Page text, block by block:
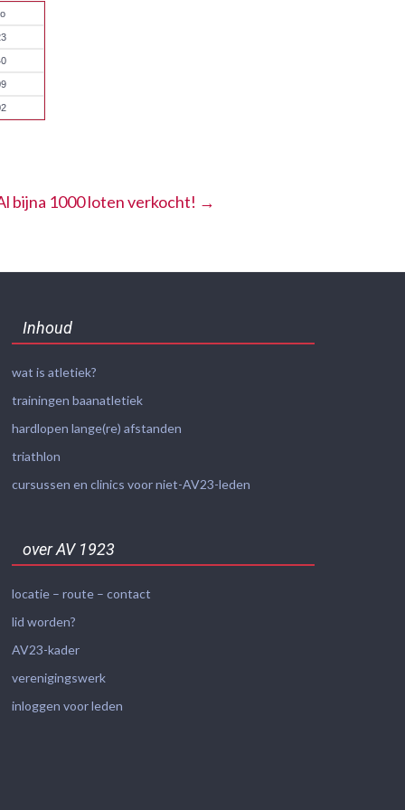
bijna 1000 loten verkocht! →
Inhoud
wat is atletiek?
trainingen baanatletiek
hardlopen lange(re) afstanden
triathlon
cursussen en clinics voor niet-AV23-leden
over AV 1923
locatie – route – contact
lid worden?
AV23-kader
verenigingswerk
inloggen voor leden